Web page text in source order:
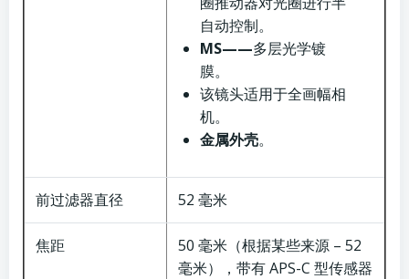
自动控制。
MS——多层光学镀
膜。
该镜头适用于全画幅相
机。
金属外壳。
前过滤器直径 52 毫米
焦距
50 毫米（根据某些来源 – 52
毫米），带有 APS-C 型传感器